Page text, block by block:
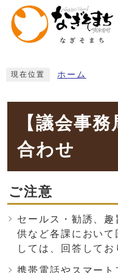
ページの先頭です
現在位置 ホーム
【議会事
合わせ
ご注意
セールス・勧誘、
供など各課におい
しては、回答してお
携帯電話やスマート